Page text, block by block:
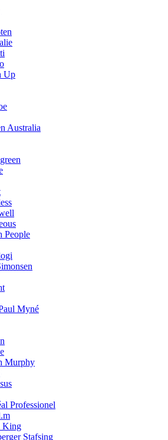
Up
Australia
People
Myné
Murphy
Professionel
King
Stafsing